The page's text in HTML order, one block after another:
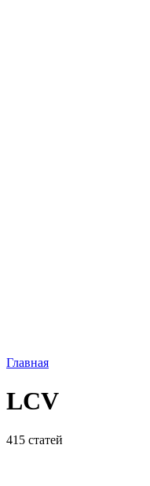
Главная
LCV
415 статей